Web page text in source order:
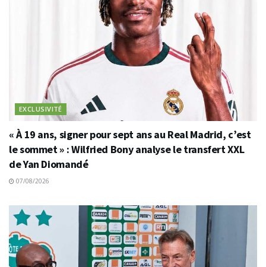
EXCLUSIVITÉ
« À 19 ans, signer pour sept ans au Real Madrid, c’est
le sommet » : Wilfried Bony analyse le transfert XXL
de Yan Diomandé
07/08/2026